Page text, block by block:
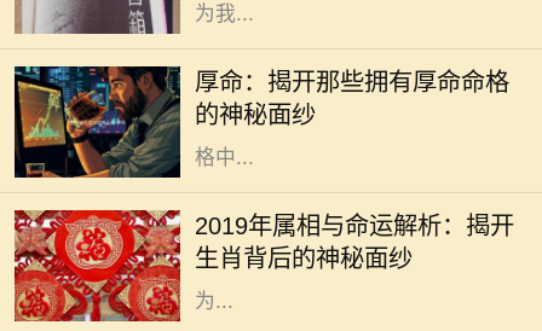
为我...
厚命：揭开那些拥有厚命命格
的神秘面纱
在中国传统文化中，命格一直是一个
令人着迷且神秘的话题。无论是算
命、风水，还是命理学，都是我们探
索未来和命运的工具。而在众多的命
格中...
2019年属相与命运解析：揭开
生肖背后的神秘面纱
2019年是中国农历的己亥年，亥年对
应的属相是猪。猪在中华文化中象征
着财富与好运，常常被认为是富裕与
幸福的象征。猪年出生的人通常被视
为...
在中国传统文化中，命理学是一门博